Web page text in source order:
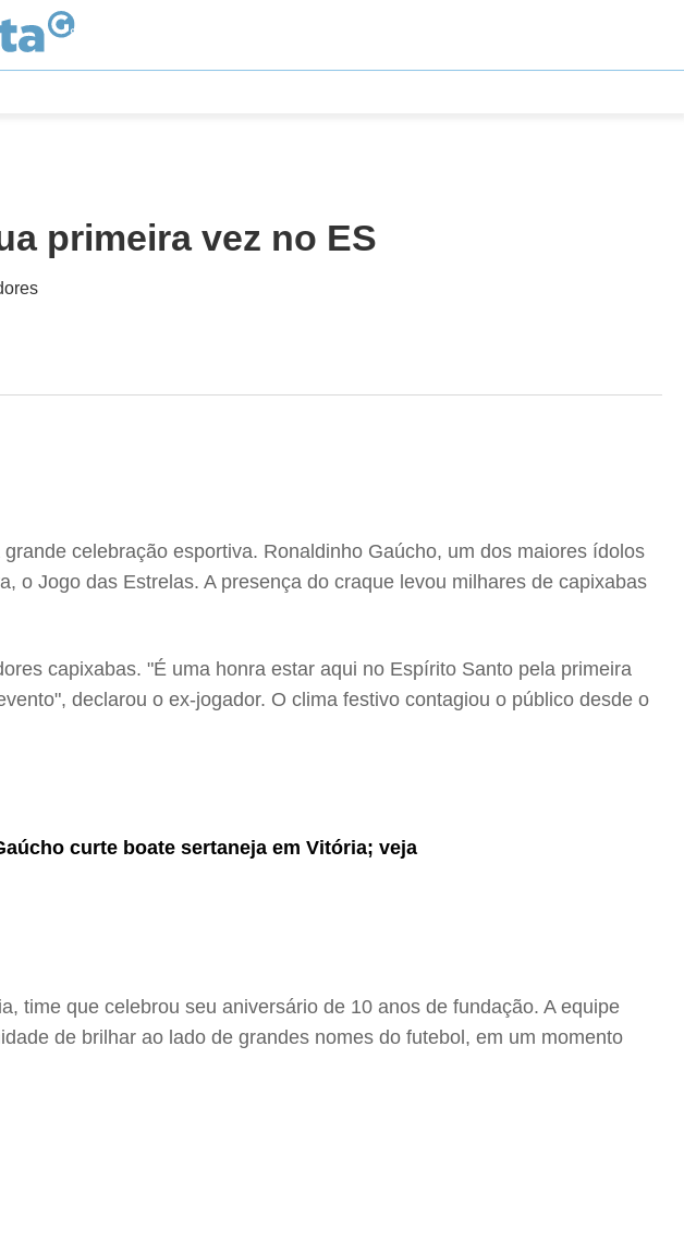
primeira vez no ES
celebração esportiva. Ronaldinho Gaúcho, um dos maiores ídolos
o Jogo das Estrelas. A presença do craque levou milhares de capixabas
capixabas. "É uma honra estar aqui no Espírito Santo pela primeira
declarou o ex-jogador. O clima festivo contagiou o público desde o
curte boate sertaneja em Vitória; veja
time que celebrou seu aniversário de 10 anos de fundação. A equipe
de brilhar ao lado de grandes nomes do futebol, em um momento